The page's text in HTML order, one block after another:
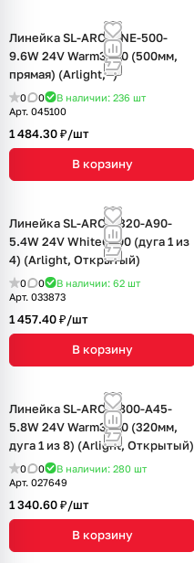
Линейка SL-ARC-LINE-500-
9.6W 24V Warm3500 (500мм,
прямая) (Arlight, -)
0 0 В наличии: 236 шт
Арт. 045100
1 484.30 ₽/шт
В корзину
Линейка SL-ARC-D320-A90-
5.4W 24V White6000 (дуга 1 из
4) (Arlight, Открытый)
0 0 В наличии: 62 шт
Арт. 033873
1 457.40 ₽/шт
В корзину
Линейка SL-ARC-D800-A45-
5.8W 24V Warm3000 (320мм,
дуга 1 из 8) (Arlight, Открытый)
0 0 В наличии: 280 шт
Арт. 027649
1 340.60 ₽/шт
В корзину